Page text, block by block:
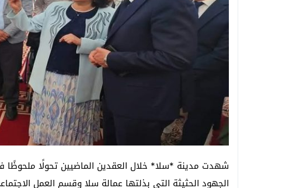
شهدت مدينة *سلا* خلال العقدين الماضيين تحولًا ملحوظًا
الجهود الحثيثة التي بذلتها عمالة سلا وقسم العمل